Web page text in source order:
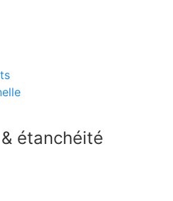
étanchéité